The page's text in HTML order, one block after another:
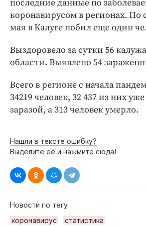
Блоги
Издания
Медиаперсона
Интересное чтиво
Клиника года
Работодатель года
последние данные по
коронавирусом в регионах. По
мая в Калуге побил еще один
Выздоровело за сутки 56
области. Выявлено 54
Всего в регионе с начала
34219 человек, 32 437 из них
заразой, а 313 человек умерло.
Нашли в тексте ошибку?
Выделите её и нажмите сюда!
Новости по тегу
коронавирус
статистика